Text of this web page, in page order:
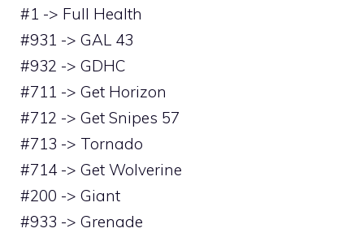
#1 -> Full Health
#931 -> GAL 43
#932 -> GDHC
#711 -> Get Horizon
#712 -> Get Snipes 57
#713 -> Tornado
#714 -> Get Wolverine
#200 -> Giant
#933 -> Grenade